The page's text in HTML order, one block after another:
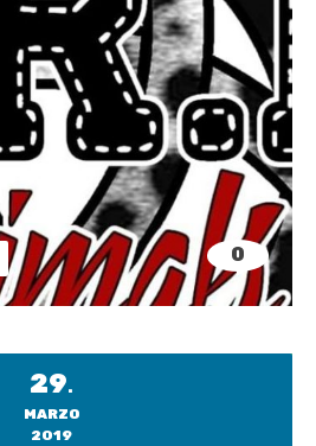
0
29.
MARZO
2019